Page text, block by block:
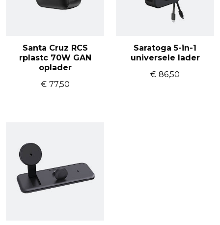
Santa Cruz RCS
rplastc 70W GAN
oplader
€ 77,50
Saratoga 5-in-1
universele lader
€ 86,50